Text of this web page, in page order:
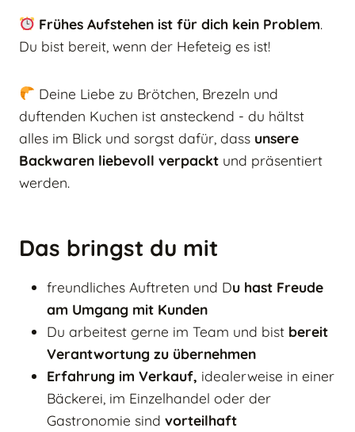
Frühes Aufstehen ist für dich kein Problem.
Du bist bereit, wenn der Hefeteig es ist!
Deine Liebe zu Brötchen, Brezeln und
duftenden Kuchen ist ansteckend - du hältst
alles im Blick und sorgst dafür, dass unsere
Backwaren liebevoll verpackt und präsentiert
werden.
Das bringst du mit
freundliches Auftreten und Du hast Freude
am Umgang mit Kunden
Du arbeitest gerne im Team und bist bereit
Verantwortung zu übernehmen
Erfahrung im Verkauf, idealerweise in einer
Bäckerei, im Einzelhandel oder der
Gastronomie sindvorteilhaft